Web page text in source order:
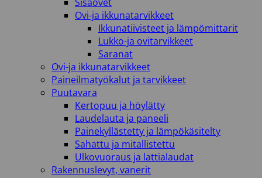
Ovi-ja ikkunatarvikkeet
Ikkunatiivisteet ja lämpömittarit
Lukko-ja ovitarvikkeet
Saranat
Ovi-ja ikkunatarvikkeet
Paineilmatyökalut ja tarvikkeet
Puutavara
Kertopuu ja höylätty
Laudelauta ja paneeli
Painekyllästetty ja lämpökäsitelty
Sahattu ja mitallistettu
Ulkovuoraus ja lattialaudat
Rakennuslevyt, vanerit